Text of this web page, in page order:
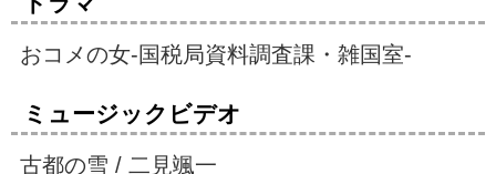
おコメの女-国税局資料調査課・雑国室-
ミュージックビデオ
古都の雪 / 二見颯一